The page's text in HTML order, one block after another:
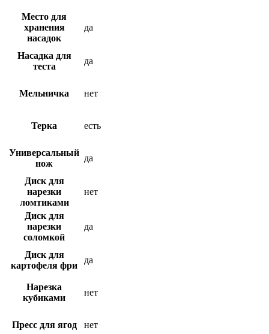
Место для
хранения
насадок
да
Насадка для
теста
да
Мельничка нет
Терка есть
Универсальный
нож
да
Диск для
нарезки
ломтиками
нет
Диск для
нарезки
соломкой
да
Диск для
картофеля фри
да
Нарезка
кубиками
нет
Пресс для ягод нет